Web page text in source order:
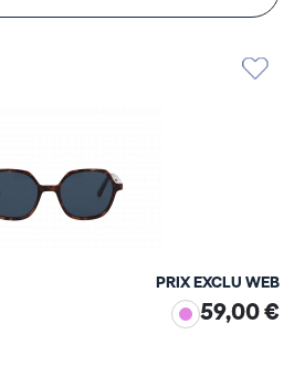
PRIX EXCLU WEB
59,00 €